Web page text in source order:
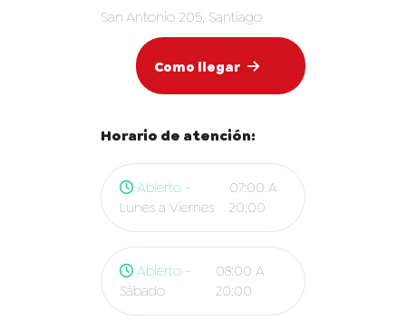
San Antonio 205, Santiago
Como llegar
Horario de atención:
Abierto -
Lunes a Viernes
07:00 A
20:00
Abierto -
Sábado
08:00 A
20:00